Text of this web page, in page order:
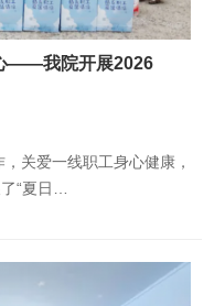
——我院开展2026
关爱一线职工身心健康，
“夏日…